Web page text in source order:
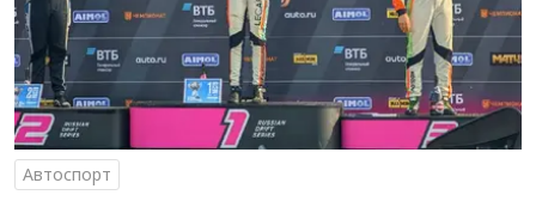
Автоспорт